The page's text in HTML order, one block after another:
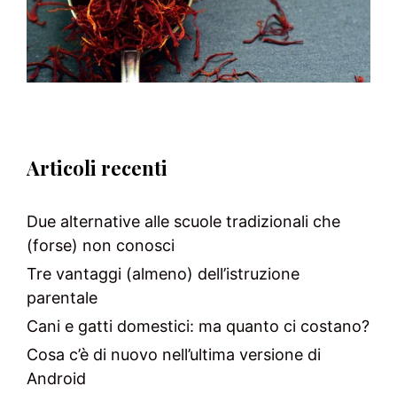
Articoli recenti
Due alternative alle scuole tradizionali che
(forse) non conosci
Tre vantaggi (almeno) dell’istruzione
parentale
Cani e gatti domestici: ma quanto ci costano?
Cosa c’è di nuovo nell’ultima versione di
Android